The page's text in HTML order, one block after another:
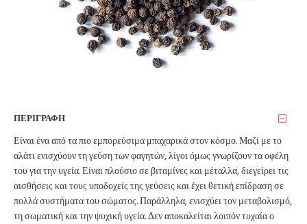
ΠΕΡΙΓΡΑΦΗ
Είναι ένα από τα πιο εμπορεύσιμα μπαχαρικά στον κόσμο. Μαζί με το
αλάτι ενισχύουν τη γεύση των φαγητών, λίγοι όμως γνωρίζουν τα οφέλη
του για την υγεία. Είναι πλούσιο σε βιταμίνες και μέταλλα, διεγείρει τις
αισθήσεις και τους υποδοχείς της γεύσεις και έχει θετική επίδραση σε
πολλά συστήματα του σώματος. Παράλληλα, ενισχύει τον μεταβολισμό,
τη σωματική και την ψυχική υγεία. Δεν αποκαλείται λοιπόν τυχαία ο